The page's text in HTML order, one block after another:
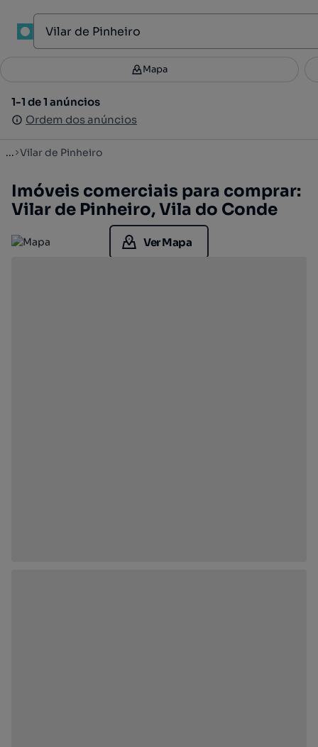
Filtros 2
1-1 de 1 anúncios
Ordem dos anúncios
Mapa
1-1 de 1 anúncios
Ordem dos anúncios
... Vilar de Pinheiro
Imóveis comerciais para comprar:
Vilar de Pinheiro, Vila do Conde
Ver Mapa